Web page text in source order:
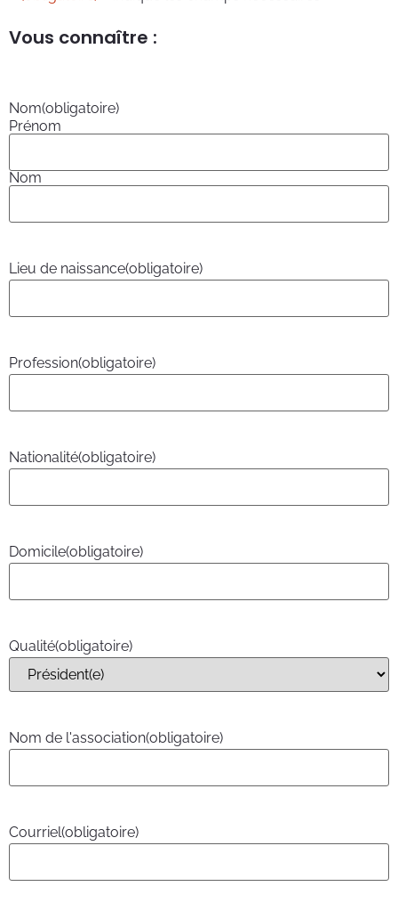
Vous connaître :
Nom(obligatoire)
Prénom
Nom
Lieu de naissance(obligatoire)
Profession(obligatoire)
Nationalité(obligatoire)
Domicile(obligatoire)
Qualité(obligatoire)
Nom de l'association(obligatoire)
Courriel(obligatoire)